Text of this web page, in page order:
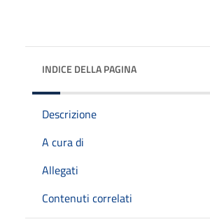
INDICE DELLA PAGINA
Descrizione
A cura di
Allegati
Contenuti correlati